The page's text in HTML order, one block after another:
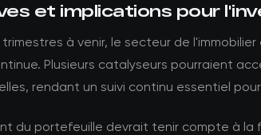
et implications pour
à venir, le secteur de
Plusieurs catalyseurs pourraient
rendant un suivi continu essentiel
du portefeuille devrait tenir compte à la